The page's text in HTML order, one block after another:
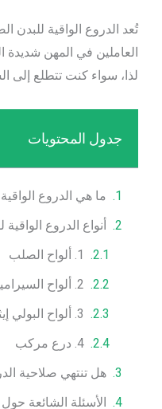
تُعد الدروع الواقية للبدن
العاملين في المهن
لذا، سواء كنت تتطلع
جدول المحتويات
ما هي الدروع
أنواع الدروع
1. ألواح الصلب
2. ألواح السيراميك
3. ألواح البولي إيثيلين
4. درع مركب
هل تنتهي صلاحية
الأسئلة الشائعة